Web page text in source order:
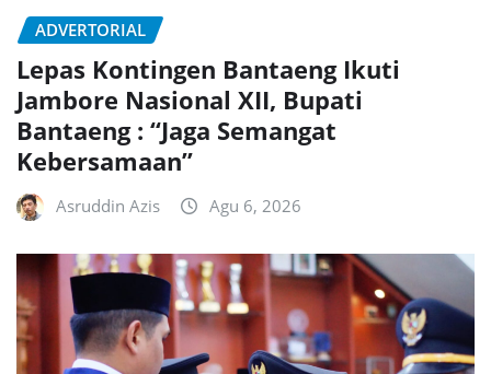
ADVERTORIAL
Lepas Kontingen Bantaeng Ikuti
Jambore Nasional XII, Bupati
Bantaeng : “Jaga Semangat
Kebersamaan”
Asruddin Azis Agu 6, 2026